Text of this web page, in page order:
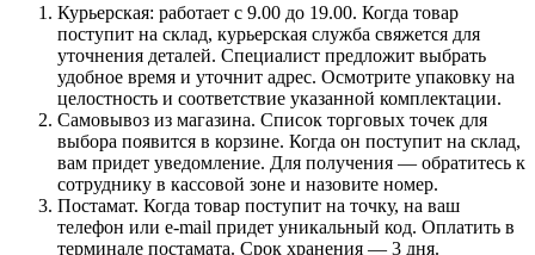
Курьерская: работает с 9.00 до 19.00. Когда товар
поступит на склад, курьерская служба свяжется для
уточнения деталей. Специалист предложит выбрать
удобное время и уточнит адрес. Осмотрите упаковку на
целостность и соответствие указанной комплектации.
Самовывоз из магазина. Список торговых точек для
выбора появится в корзине. Когда он поступит на склад,
вам придет уведомление. Для получения — обратитесь к
сотруднику в кассовой зоне и назовите номер.
Постамат. Когда товар поступит на точку, на ваш
телефон или e-mail придет уникальный код. Оплатить в
терминале постамата. Срок хранения — 3 дня.